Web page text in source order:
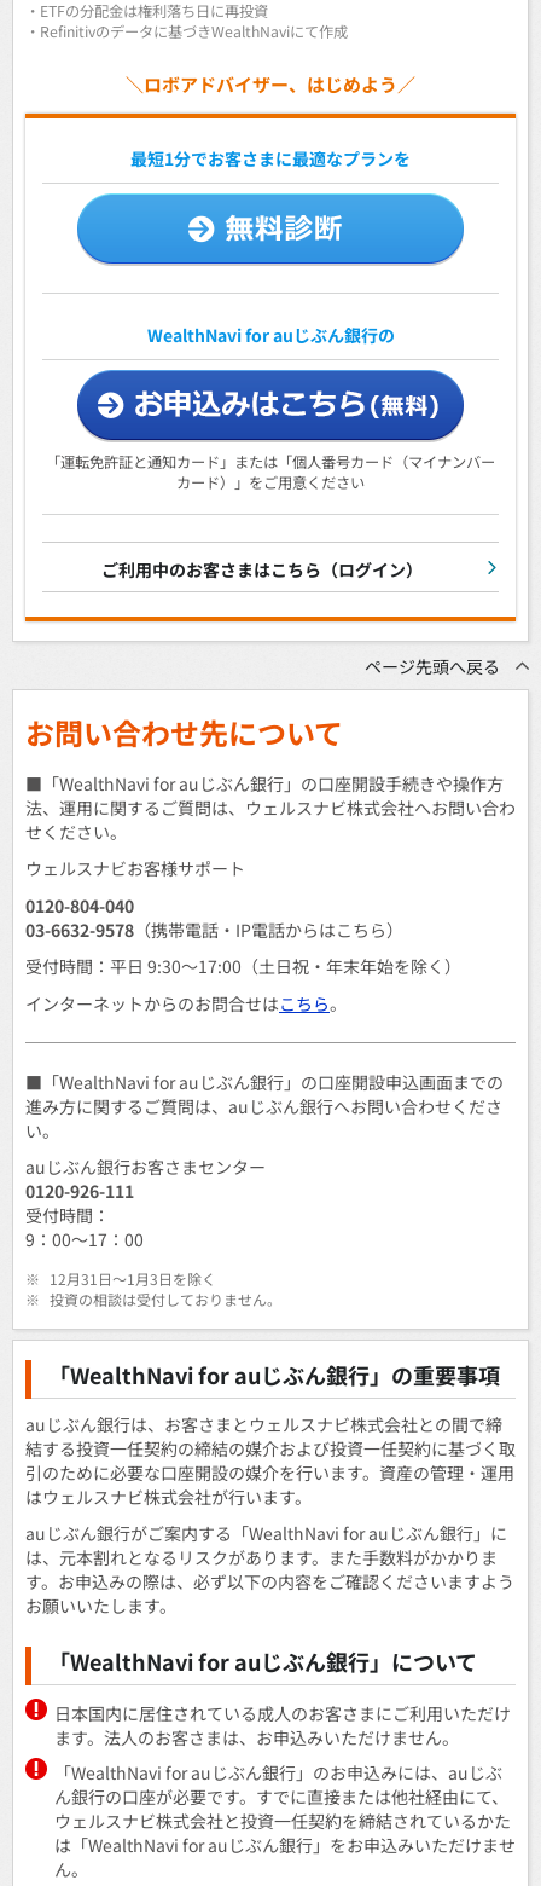
・ETFの分配金は権利落ち日に再投資
・Refinitivのデータに基づきWealthNaviにて作成
＼ロボアドバイザー、はじめよう／
最短1分でお客さまに最適なプランを
WealthNavi for auじぶん銀行の
「運転免許証と通知カード」または「個人番号カード（マイナンバー
カード）」をご用意ください
ご利用中のお客さまはこちら（ログイン）
ページ先頭へ戻る
お問い合わせ先について
■「WealthNavi for auじぶん銀行」の口座開設手続きや操作方
法、運用に関するご質問は、ウェルスナビ株式会社へお問い合わ
せください。
ウェルスナビお客様サポート
0120-804-040
03-6632-9578 （携帯電話・IP電話からはこちら）
受付時間：平日 9:30～17:00（土日祝・年末年始を除く）
インターネットからのお問合せはこちら。
■「WealthNavi for auじぶん銀行」の口座開設申込画面までの
進み方に関するご質問は、auじぶん銀行へお問い合わせくださ
い。
auじぶん銀行お客さまセンター
0120-926-111
受付時間：
9：00～17：00
※ 12月31日～1月3日を除く
※ 投資の相談は受付しておりません。
「WealthNavi for auじぶん銀行」の重要事項
auじぶん銀行は、お客さまとウェルスナビ株式会社との間で締
結する投資一任契約の締結の媒介および投資一任契約に基づく取
引のために必要な口座開設の媒介を行います。資産の管理・運用
はウェルスナビ株式会社が行います。
auじぶん銀行がご案内する「WealthNavi for auじぶん銀行」に
は、元本割れとなるリスクがあります。また手数料がかかりま
す。お申込みの際は、必ず以下の内容をご確認くださいますよう
お願いいたします。
「WealthNavi for auじぶん銀行」について
日本国内に居住されている成人のお客さまにご利用いただけ
ます。法人のお客さまは、お申込みいただけません。
「WealthNavi for auじぶん銀行」のお申込みには、auじぶ
ん銀行の口座が必要です。すでに直接または他社経由にて、
ウェルスナビ株式会社と投資一任契約を締結されているかた
は「WealthNavi for auじぶん銀行」をお申込みいただけませ
ん。